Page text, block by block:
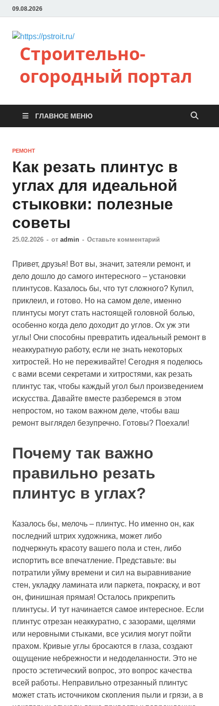
09.08.2026
Строительно-
огородный портал
ГЛАВНОЕ МЕНЮ
РЕМОНТ
Как резать плинтус в
углах для идеальной
стыковки: полезные
советы
25.02.2026 - от admin - Оставьте комментарий
Привет, друзья! Вот вы, значит, затеяли ремонт, и
дело дошло до самого интересного – установки
плинтусов. Казалось бы, что тут сложного? Купил,
приклеил, и готово. Но на самом деле, именно
плинтусы могут стать настоящей головной болью,
особенно когда дело доходит до углов. Ох уж эти
углы! Они способны превратить идеальный ремонт в
неаккуратную работу, если не знать некоторых
хитростей. Но не переживайте! Сегодня я поделюсь
с вами всеми секретами и хитростями, как резать
плинтус так, чтобы каждый угол был произведением
искусства. Давайте вместе разберемся в этом
непростом, но таком важном деле, чтобы ваш
ремонт выглядел безупречно. Готовы? Поехали!
Почему так важно
правильно резать
плинтус в углах?
Казалось бы, мелочь – плинтус. Но именно он, как
последний штрих художника, может либо
подчеркнуть красоту вашего пола и стен, либо
испортить все впечатление. Представьте: вы
потратили уйму времени и сил на выравнивание
стен, укладку ламината или паркета, покраску, и вот
он, финишная прямая! Осталось прикрепить
плинтусы. И тут начинается самое интересное. Если
плинтус отрезан неаккуратно, с зазорами, щелями
или неровными стыками, все усилия могут пойти
прахом. Кривые углы бросаются в глаза, создают
ощущение небрежности и недоделанности. Это не
просто эстетический вопрос, это вопрос качества
всей работы. Неправильно отрезанный плинтус
может стать источником скопления пыли и грязи, а в